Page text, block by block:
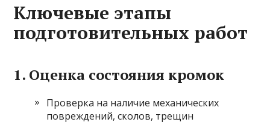
Ключевые этапы
подготовительных работ
1. Оценка состояния кромок
Проверка на наличие механических
повреждений, сколов, трещин